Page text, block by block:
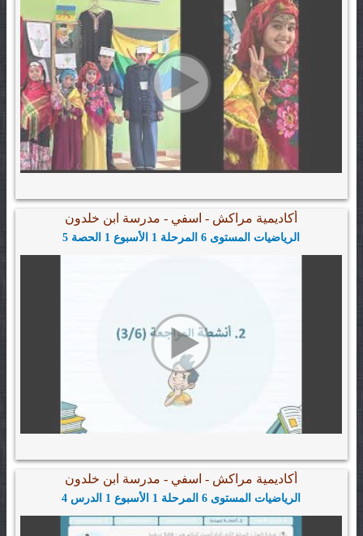
أكاديمية مراكش - اسفي - مدرسة ابن خلدون
الرياضيات المستوى 6 المرحلة 1 الأسبوع 1 الحصة 5
أكاديمية مراكش - اسفي - مدرسة ابن خلدون
الرياضيات المستوى 6 المرحلة 1 الأسبوع 1 الدرس 4